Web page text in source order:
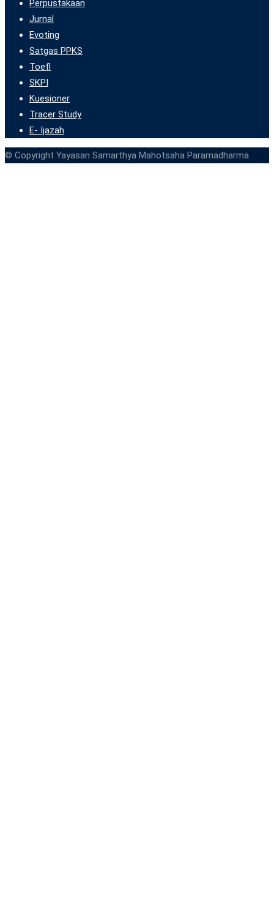
Perpustakaan
Jurnal
Evoting
Satgas PPKS
Toefl
SKPI
Kuesioner
Tracer Study
E- Ijazah
© Copyright Yayasan Samarthya Mahotsaha Paramadharma